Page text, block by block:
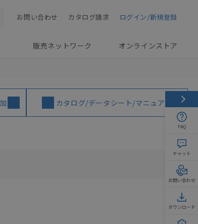
検索 ログイン/新規登録
カタログ請求
お問い合わせ
販売ネットワーク オンラインストア
カタログ/データシート/マニュアル
FAQ
チャット
お問い合わせ
ダウンロード